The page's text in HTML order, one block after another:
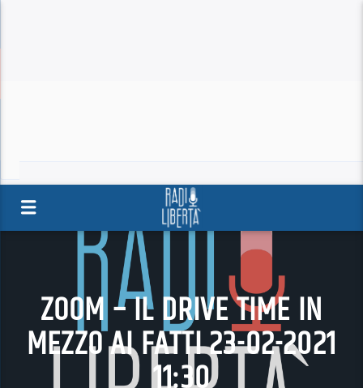
ZOOM – IL DRIVE TIME IN
MEZZO AI FATTI 23-02-2021